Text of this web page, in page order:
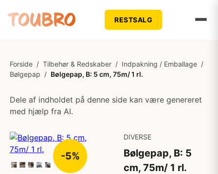
RESTSALG
Forside / Tilbehør & Redskaber / Indpakning / Emballage /
Bølgepap / Bølgepap, B: 5 cm, 75m/ 1 rl.
Dele af indholdet på denne side kan være genereret
med hjælp fra AI.
-5%
DIVERSE
Bølgepap, B: 5
cm, 75m/ 1 rl.